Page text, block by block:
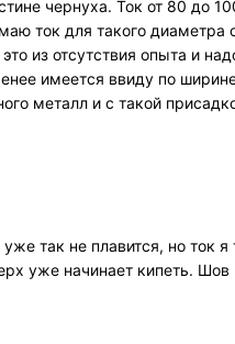
чернуха. Ток от 80 до
ток для такого
из отсутствия опыта и
имеется ввиду по
металл и с такой
так не плавится, но ток
уже начинает кипеть.